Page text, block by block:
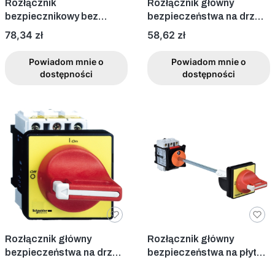
Rozłącznik
bezpiecznikowy bez
wkładek 1P 63A
MGN02163
Cena
78,34 zł
Powiadom mnie o
dostępności
Rozłącznik główny
bezpieczeństwa na drzwi
20A
Cena
58,62 zł
Powiadom mnie o
dostępności
Rozłącznik główny
bezpieczeństwa na drzwi
Rozłącznik główny
bezpieczeństwa na płytę